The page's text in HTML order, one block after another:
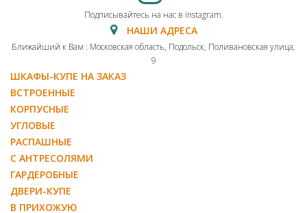
Подписывайтесь на нас в instagram.
НАШИ АДРЕСА
Ближайший к Вам : Московская область, Подольск, Поливановская улица,
9
ШКАФЫ-КУПЕ НА ЗАКАЗ
ВСТРОЕННЫЕ
КОРПУСНЫЕ
УГЛОВЫЕ
РАСПАШНЫЕ
С АНТРЕСОЛЯМИ
ГАРДЕРОБНЫЕ
ДВЕРИ-КУПЕ
В ПРИХОЖУЮ